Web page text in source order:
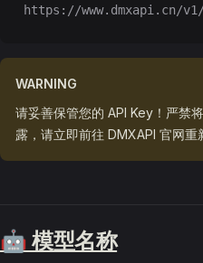
https://www.dmxapi.cn/
WARNING
请妥善保管您的 API Key！严禁
露，请立即前往 DMXAPI 官网重
🤖 模型名称